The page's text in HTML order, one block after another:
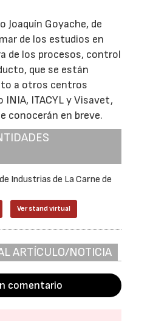
Goyache, de
de los estudios en
de los procesos, control
que se están
a otros centros
ITACYL y Visavet,
conocerán en breve.
Industrias de La Carne de
Ver stand virtual
ARTÍCULO/NOTICIA
comentario